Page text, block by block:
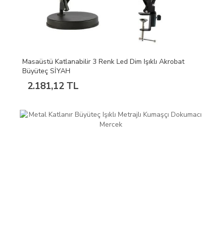
Masaüstü Katlanabilir 3 Renk Led Dim Işıklı Akrobat
Büyüteç SİYAH
2.181,12 TL